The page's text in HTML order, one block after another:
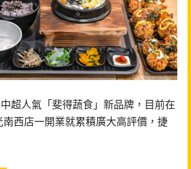
超人氣「斐得蔬食」新品牌，目前在
西店一開業就累積廣大高評價，捷